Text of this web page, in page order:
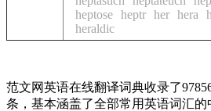
heptose heptr her hera
heraldic
范文网英语在线翻译词典收录了
条，基本涵盖了全部常用英语词汇的